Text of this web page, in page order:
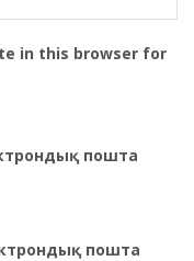
in this browser for
пошта
пошта